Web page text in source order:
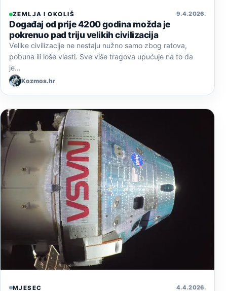
ZEMLJA I OKOLIŠ 9. 4. 2026.
Događaj od prije 4200 godina možda je
pokrenuo pad triju velikih civilizacija
Velike civilizacije ne nestaju nužno samo zbog ratova,
pobuna ili loše vlasti. Sve više tragova upućuje na to da
je…
Kozmos.hr
MJESEC 4. 4. 2026.